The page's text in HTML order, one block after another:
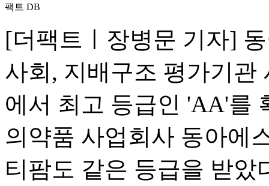
팩트 DB
[더팩트ㅣ장병문 기자]
사회, 지배구조 평가기관
에서 최고 등급인 'AA'를
의약품 사업회사 동아에
티팜도 같은 등급을 받았